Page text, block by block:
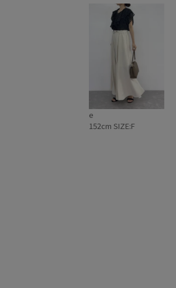
抜け感 接触冷感
e
152cm SIZE:F